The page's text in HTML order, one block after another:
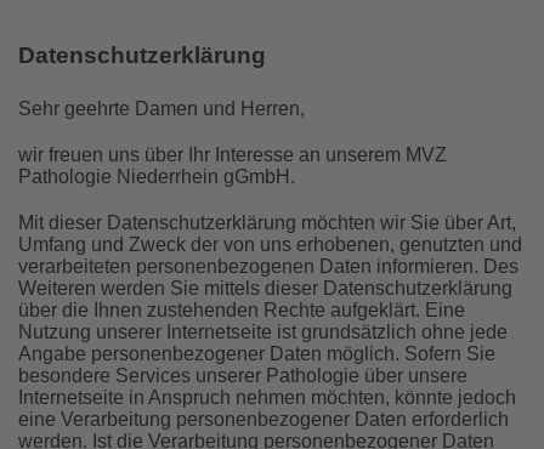
Datenschutzerklärung
Sehr geehrte Damen und Herren,
wir freuen uns über Ihr Interesse an unserem MVZ
Pathologie Niederrhein gGmbH.
Mit dieser Datenschutzerklärung möchten wir Sie über Art,
Umfang und Zweck der von uns erhobenen, genutzten und
verarbeiteten personenbezogenen Daten informieren. Des
Weiteren werden Sie mittels dieser Datenschutzerklärung
über die Ihnen zustehenden Rechte aufgeklärt. Eine
Nutzung unserer Internetseite ist grundsätzlich ohne jede
Angabe personenbezogener Daten möglich. Sofern Sie
besondere Services unserer Pathologie über unsere
Internetseite in Anspruch nehmen möchten, könnte jedoch
eine Verarbeitung personenbezogener Daten erforderlich
werden. Ist die Verarbeitung personenbezogener Daten